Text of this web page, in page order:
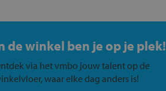
de winkel ben je op je plek!
via het vmbo jouw talent op de
waar elke dag anders is!